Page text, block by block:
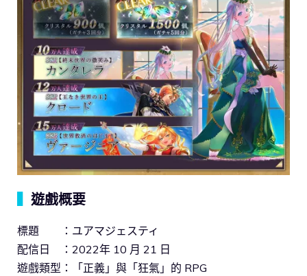
遊戲概要
標題 ：ユアマジェスティ
配信日 ：2022年 10 月 21 日
遊戲類型：「正義」與「狂氣」的 RPG